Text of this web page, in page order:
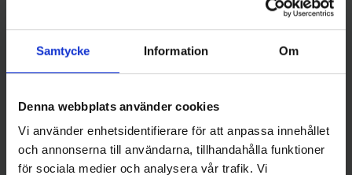
Samtycke Information Om
Denna webbplats använder cookies
Vi använder enhetsidentifierare för att anpassa innehållet
och annonserna till användarna, tillhandahålla funktioner
för sociala medier och analysera vår trafik. Vi